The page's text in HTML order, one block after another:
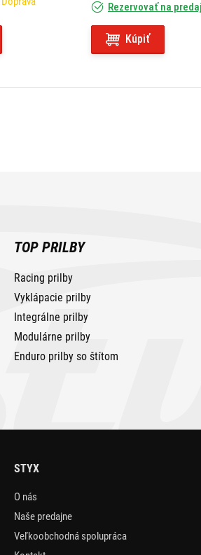
Rezervovať na
Kúpiť
TOP PRILBY
Racing prilby
Vyklápacie prilby
Integrálne prilby
Modulárne prilby
Enduro prilby so štítom
STYX
O nás
Naše predajne
Veľkoobchodná spolupráca